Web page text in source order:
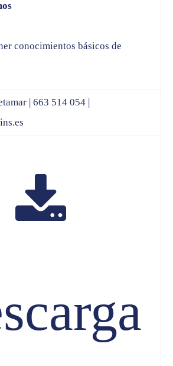
conocimientos básicos de
| 663 514 054 |